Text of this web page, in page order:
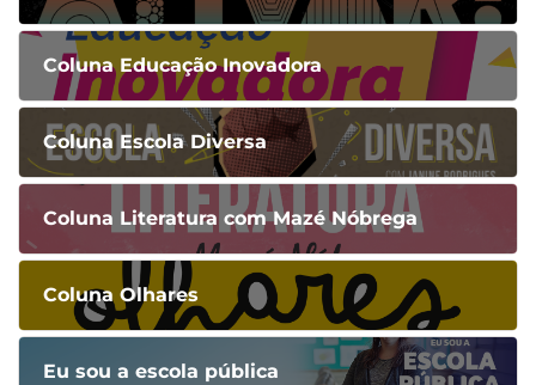
Coluna Educação Inovadora
Coluna Escola Diversa
Coluna Literatura com Mazé Nóbrega
Coluna Olhares
Eu sou a escola pública